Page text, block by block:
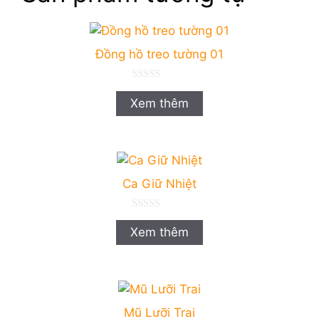
Đồng hồ treo tường 01
0
n
g
o
Xem thêm
Ca Giữ Nhiệt
0
n
g
o
Xem thêm
Mũ Lưỡi Trai